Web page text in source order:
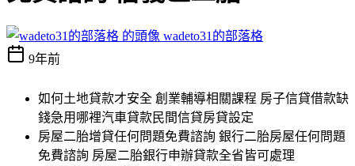
wadeto31的部落格
9年前
如何土地貸款才安全 創業輔導相關課程 房子信貸借款缺
錢急用哪裡汽車貸款民間信貸房貸設定
房屋二胎增貸任何問題免費諮詢 銀行二胎房屋任何問題
免費諮詢 房屋二胎銀行申辦貸款全省皆可處理